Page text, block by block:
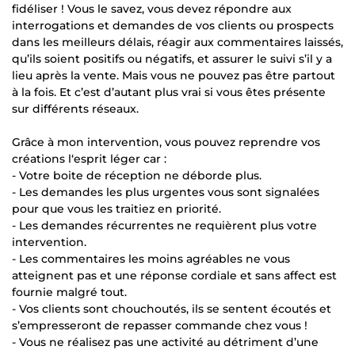
fidéliser ! Vous le savez, vous devez répondre aux
interrogations et demandes de vos clients ou prospects
dans les meilleurs délais, réagir aux commentaires laissés,
qu’ils soient positifs ou négatifs, et assurer le suivi s’il y a
lieu après la vente. Mais vous ne pouvez pas être partout
à la fois. Et c’est d’autant plus vrai si vous êtes présente
sur différents réseaux.
Grâce à mon intervention, vous pouvez reprendre vos
créations l‘esprit léger car :
- Votre boite de réception ne déborde plus.
- Les demandes les plus urgentes vous sont signalées
pour que vous les traitiez en priorité.
- Les demandes récurrentes ne requièrent plus votre
intervention.
- Les commentaires les moins agréables ne vous
atteignent pas et une réponse cordiale et sans affect est
fournie malgré tout.
- Vos clients sont chouchoutés, ils se sentent écoutés et
s’empresseront de repasser commande chez vous !
- Vous ne réalisez pas une activité au détriment d’une